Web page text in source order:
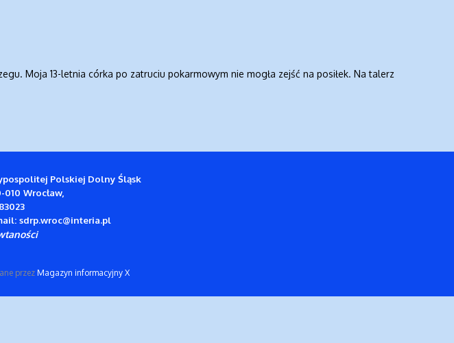
Moja 13-letnia córka po zatruciu pokarmowym nie mogła zejść na posiłek. Na talerz
Polskiej Dolny Śląsk
010 Wrocław,
sdrp.wroc@interia.pl
przez Magazyn informacyjny X